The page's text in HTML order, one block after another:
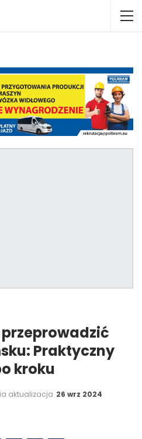
Praktyczny
kroku
aktualizacja 26 wrz 2024